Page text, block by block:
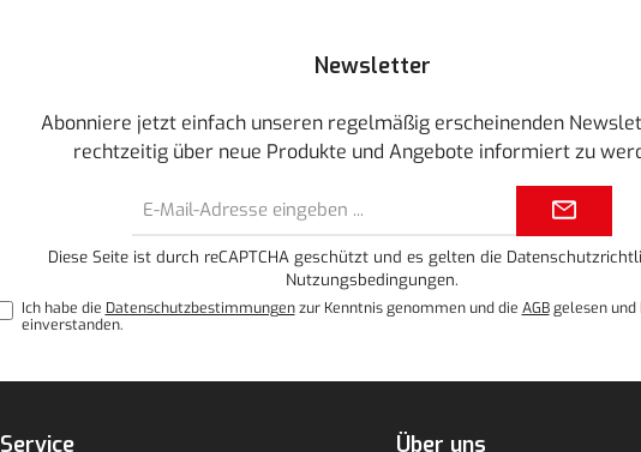
Newsletter
Abonniere jetzt einfach unseren regelmäßig erscheinenden
rechtzeitig über neue Produkte und Angebote informiert zu
Mail-
Diese Seite ist durch reCAPTCHA geschützt und es gelten die
Nutzungsbedingungen.
Ich habe die Datenschutzbestimmungenzur Kenntnis genommen und die AGBgelesen und
einverstanden.
Service Über uns